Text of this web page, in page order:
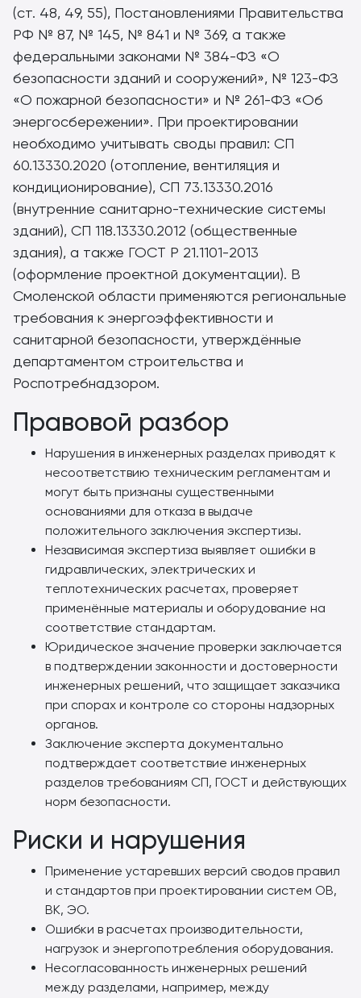
(ст. 48, 49, 55), Постановлениями Правительства
РФ № 87, № 145, № 841 и № 369, а также
федеральными законами № 384-ФЗ «О
безопасности зданий и сооружений», № 123-ФЗ
«О пожарной безопасности» и № 261-ФЗ «Об
энергосбережении». При проектировании
необходимо учитывать своды правил: СП
60.13330.2020 (отопление, вентиляция и
кондиционирование), СП 73.13330.2016
(внутренние санитарно-технические системы
зданий), СП 118.13330.2012 (общественные
здания), а также ГОСТ Р 21.1101-2013
(оформление проектной документации). В
Смоленской области применяются региональные
требования к энергоэффективности и
санитарной безопасности, утверждённые
департаментом строительства и
Роспотребнадзором.
Правовой разбор
Нарушения в инженерных разделах приводят к
несоответствию техническим регламентам и
могут быть признаны существенными
основаниями для отказа в выдаче
положительного заключения экспертизы.
Независимая экспертиза выявляет ошибки в
гидравлических, электрических и
теплотехнических расчетах, проверяет
применённые материалы и оборудование на
соответствие стандартам.
Юридическое значение проверки заключается
в подтверждении законности и достоверности
инженерных решений, что защищает заказчика
при спорах и контроле со стороны надзорных
органов.
Заключение эксперта документально
подтверждает соответствие инженерных
разделов требованиям СП, ГОСТ и действующих
норм безопасности.
Риски и нарушения
Применение устаревших версий сводов правил
и стандартов при проектировании систем ОВ,
ВК, ЭО.
Ошибки в расчетах производительности,
нагрузок и энергопотребления оборудования.
Несогласованность инженерных решений
между разделами, например, между